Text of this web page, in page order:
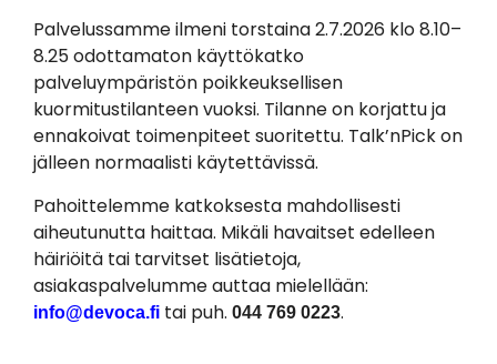
Palvelussamme ilmeni torstaina 2.7.2026 klo 8.10–
8.25 odottamaton käyttökatko
palveluympäristön poikkeuksellisen
kuormitustilanteen vuoksi. Tilanne on korjattu ja
ennakoivat toimenpiteet suoritettu. Talk’nPick on
jälleen normaalisti käytettävissä.
Pahoittelemme katkoksesta mahdollisesti
aiheutunutta haittaa. Mikäli havaitset edelleen
häiriöitä tai tarvitset lisätietoja,
asiakaspalvelumme auttaa mielellään:
info@devoca.fi tai puh. 044 769 0223.